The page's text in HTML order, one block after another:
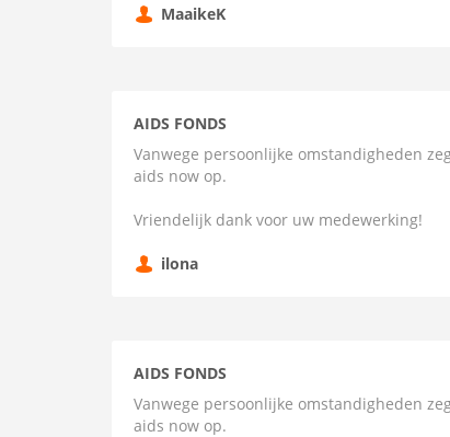
MaaikeK
AIDS FONDS
Vanwege persoonlijke omstandigheden
aids now op.
Vriendelijk dank voor uw medewerking!
ilona
AIDS FONDS
Vanwege persoonlijke omstandigheden
aids now op.